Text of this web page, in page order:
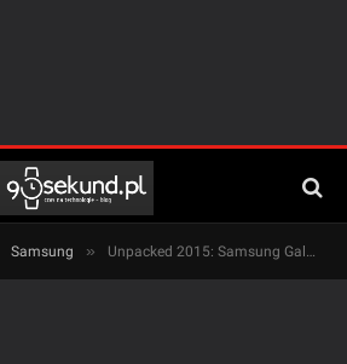
Samsung » Unpacked 2015: Samsung Galaxy Note 5 – Elektroniczny notatnik po raz piąty